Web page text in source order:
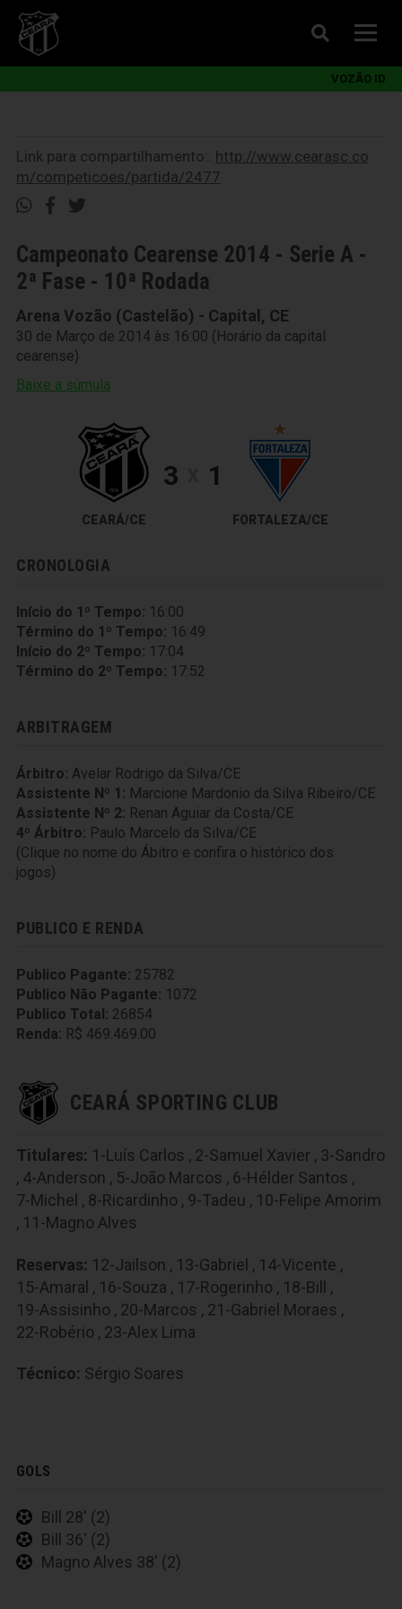
VOZÃO ID
Link para compartilhamento:: http://www.cearasc.co
m/competicoes/partida/2477
Campeonato Cearense 2014 - Serie A -
2ª Fase - 10ª Rodada
Arena Vozão (Castelão) - Capital, CE
30 de Março de 2014 às 16:00 (Horário da capital
cearense)
Baixe a súmula
CEARÁ/CE
3 1
FORTALEZA/CE
CRONOLOGIA
Início do 1º Tempo: 16:00
Término do 1º Tempo: 16:49
Início do 2º Tempo: 17:04
Término do 2º Tempo: 17:52
ARBITRAGEM
Árbitro: Avelar Rodrigo da Silva/CE
Assistente Nº 1: Marcione Mardonio da Silva Ribeiro/CE
Assistente Nº 2: Renan Aguiar da Costa/CE
4º Árbitro: Paulo Marcelo da Silva/CE
(Clique no nome do Ábitro e confira o histórico dos
jogos)
PUBLICO E RENDA
Publico Pagante: 25782
Publico Não Pagante: 1072
Publico Total: 26854
Renda: R$ 469.469.00
CEARÁ SPORTING CLUB
Titulares: 1-Luís Carlos , 2-Samuel Xavier , 3-Sandro
, 4-Anderson , 5-João Marcos , 6-Hélder Santos ,
7-Michel , 8-Ricardinho , 9-Tadeu , 10-Felipe Amorim
, 11-Magno Alves
Reservas: 12-Jailson , 13-Gabriel , 14-Vicente ,
15-Amaral , 16-Souza , 17-Rogerinho , 18-Bill ,
19-Assisinho , 20-Marcos , 21-Gabriel Moraes ,
22-Robério , 23-Alex Lima
Técnico: Sérgio Soares
GOLS
Bill 28' (2)
Bill 36' (2)
Magno Alves 38' (2)